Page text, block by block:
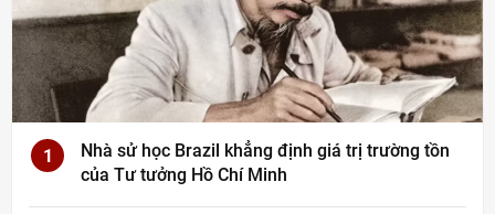
1
Nhà sử học Brazil khẳng định giá trị trường tồn
của Tư tưởng Hồ Chí Minh